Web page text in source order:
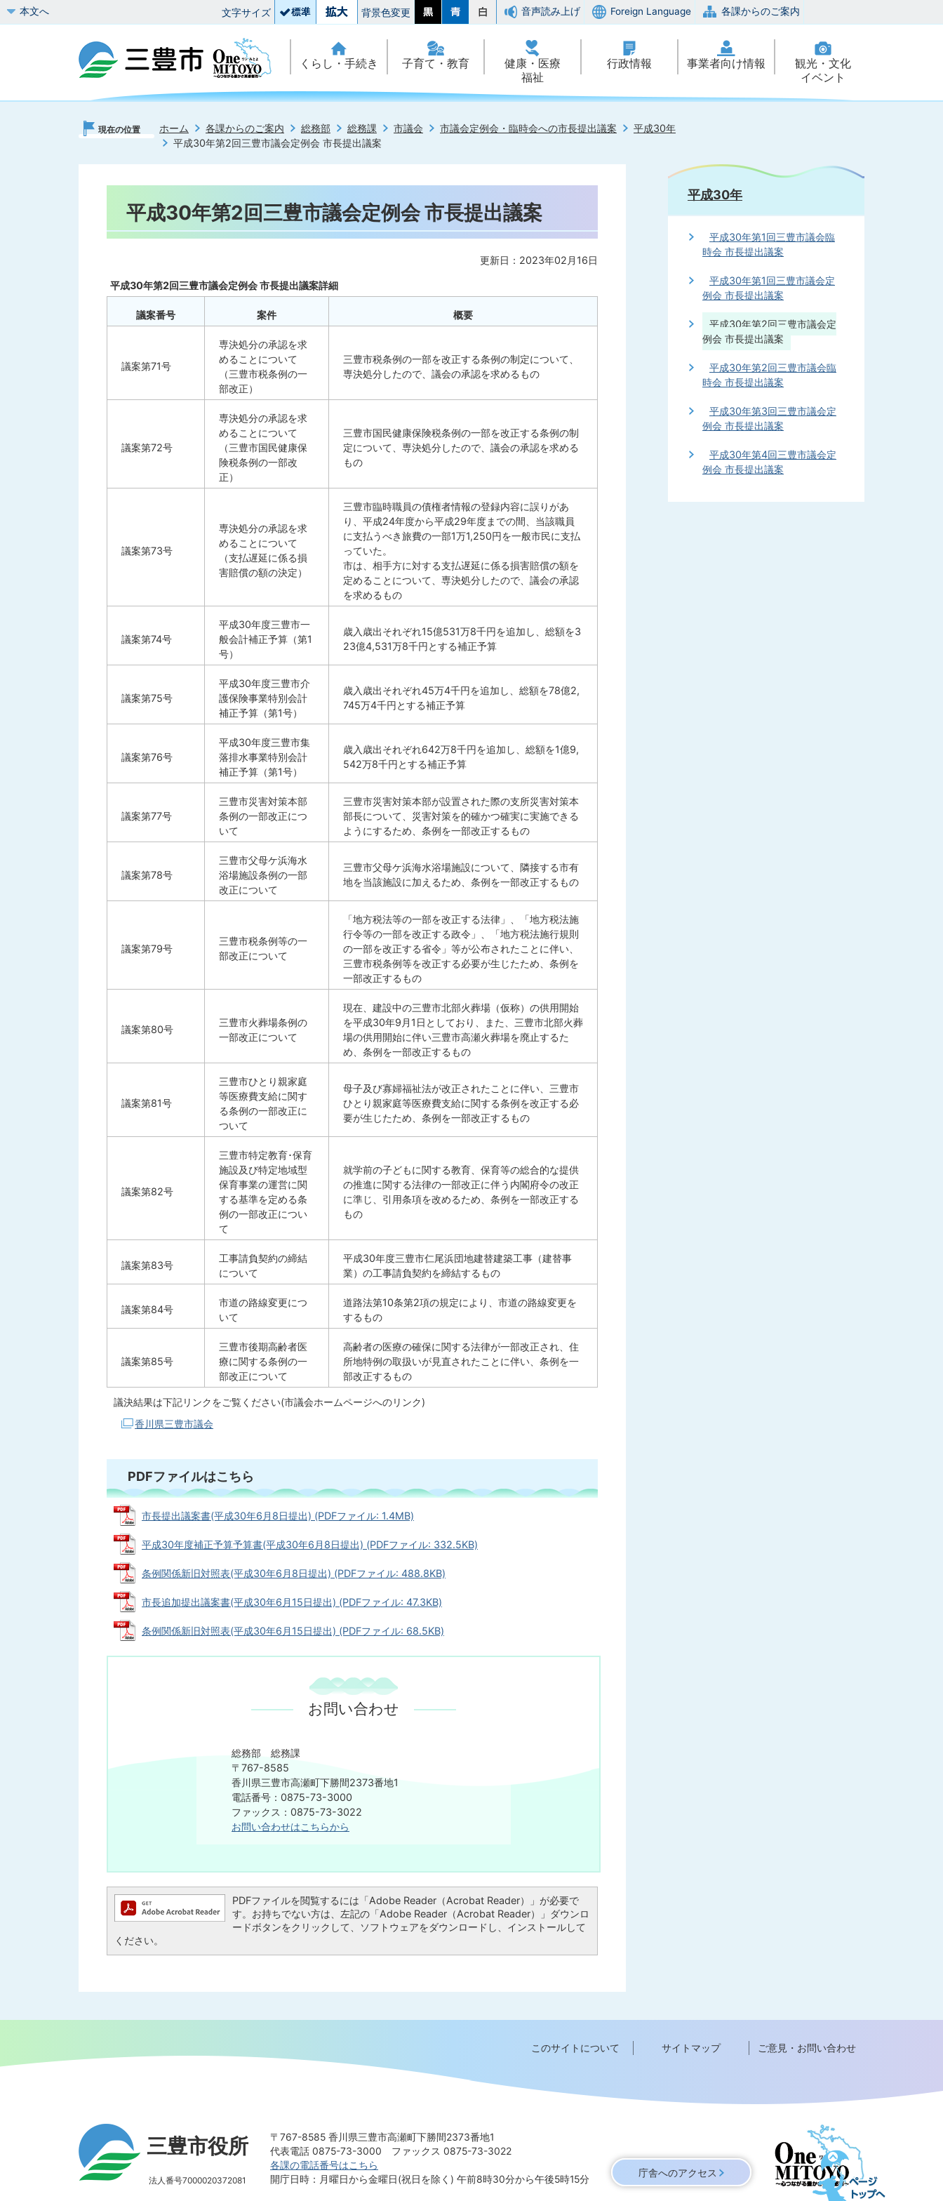
本文へ 文字サイズ 背景色変更 音声読み上げ Foreign Language 各課からのご案内
くらし・手続き 子育て・教育
健康・医療
福祉
行政情報 事業者向け情報
観光・文化
イベント
現在の位置 ホーム 各課からのご案内 総務部 総務課 市議会 市議会定例会・臨時会への市長提出議案
平成30年
平成30年第2回三豊市議会定例会 市長提出議案
平成30年第2回三豊市議会定例会 市長提出議案
更新日：2023年02月16日
平成30年第2回三豊市議会定例会 市長提出議案詳細
議案番号 案件 概要
議案第71号
専決処分の承認を求
めることについて
（三豊市税条例の一
部改正）
三豊市税条例の一部を改正する条例の制定について、
専決処分したので、議会の承認を求めるもの
議案第72号
専決処分の承認を求
めることについて
（三豊市国民健康保
険税条例の一部改
正）
三豊市国民健康保険税条例の一部を改正する条例の制
定について、専決処分したので、議会の承認を求める
もの
議案第73号
専決処分の承認を求
めることについて
（支払遅延に係る損
害賠償の額の決定）
三豊市臨時職員の債権者情報の登録内容に誤りがあ
り、平成24年度から平成29年度までの間、当該職員
に支払うべき旅費の一部1万1,250円を一般市民に支払
っていた。
市は、相手方に対する支払遅延に係る損害賠償の額を
定めることについて、専決処分したので、議会の承認
を求めるもの
議案第74号
平成30年度三豊市一
般会計補正予算（第1
号）
歳入歳出それぞれ15億531万8千円を追加し、総額を3
23億4,531万8千円とする補正予算
議案第75号
平成30年度三豊市介
護保険事業特別会計
補正予算（第1号）
歳入歳出それぞれ45万4千円を追加し、総額を78億2,
745万4千円とする補正予算
議案第76号
平成30年度三豊市集
落排水事業特別会計
補正予算（第1号）
歳入歳出それぞれ642万8千円を追加し、総額を1億9,
542万8千円とする補正予算
議案第77号
三豊市災害対策本部
条例の一部改正につ
いて
三豊市災害対策本部が設置された際の支所災害対策本
部長について、災害対策を的確かつ確実に実施できる
ようにするため、条例を一部改正するもの
議案第78号
三豊市父母ケ浜海水
浴場施設条例の一部
改正について
三豊市父母ケ浜海水浴場施設について、隣接する市有
地を当該施設に加えるため、条例を一部改正するもの
議案第79号
三豊市税条例等の一
部改正について
「地方税法等の一部を改正する法律」、「地方税法施
行令等の一部を改正する政令」、「地方税法施行規則
の一部を改正する省令」等が公布されたことに伴い、
三豊市税条例等を改正する必要が生じたため、条例を
一部改正するもの
議案第80号
三豊市火葬場条例の
一部改正について
現在、建設中の三豊市北部火葬場（仮称）の供用開始
を平成30年9月1日としており、また、三豊市北部火葬
場の供用開始に伴い三豊市高瀬火葬場を廃止するた
め、条例を一部改正するもの
議案第81号
三豊市ひとり親家庭
等医療費支給に関す
る条例の一部改正に
ついて
母子及び寡婦福祉法が改正されたことに伴い、三豊市
ひとり親家庭等医療費支給に関する条例を改正する必
要が生じたため、条例を一部改正するもの
議案第82号
三豊市特定教育･保育
施設及び特定地域型
保育事業の運営に関
する基準を定める条
例の一部改正につい
て
就学前の子どもに関する教育、保育等の総合的な提供
の推進に関する法律の一部改正に伴う内閣府令の改正
に準じ、引用条項を改めるため、条例を一部改正する
もの
議案第83号
工事請負契約の締結
について
平成30年度三豊市仁尾浜団地建替建築工事（建替事
業）の工事請負契約を締結するもの
議案第84号
市道の路線変更につ
いて
道路法第10条第2項の規定により、市道の路線変更を
するもの
議案第85号
三豊市後期高齢者医
療に関する条例の一
部改正について
高齢者の医療の確保に関する法律が一部改正され、住
所地特例の取扱いが見直されたことに伴い、条例を一
部改正するもの
議決結果は下記リンクをご覧ください(市議会ホームページへのリンク)
香川県三豊市議会
PDFファイルはこちら
市長提出議案書(平成30年6月8日提出) (PDFファイル: 1.4MB)
平成30年度補正予算予算書(平成30年6月8日提出) (PDFファイル: 332.5KB)
条例関係新旧対照表(平成30年6月8日提出) (PDFファイル: 488.8KB)
市長追加提出議案書(平成30年6月15日提出) (PDFファイル: 47.3KB)
条例関係新旧対照表(平成30年6月15日提出) (PDFファイル: 68.5KB)
お問い合わせ
総務部 総務課
〒767-8585
香川県三豊市高瀬町下勝間2373番地1
電話番号：0875-73-3000
​​​​​​​ファックス：0875-73-3022
お問い合わせはこちらから
PDFファイルを閲覧するには「Adobe Reader（Acrobat Reader）」が必要で
す。お持ちでない方は、左記の「Adobe Reader（Acrobat Reader）」ダウンロ
ードボタンをクリックして、ソフトウェアをダウンロードし、インストールして
ください。
平成30年
平成30年第1回三豊市議会臨
時会 市長提出議案
平成30年第1回三豊市議会定
例会 市長提出議案
平成30年第2回三豊市議会定
例会 市長提出議案
平成30年第2回三豊市議会臨
時会 市長提出議案
平成30年第3回三豊市議会定
例会 市長提出議案
平成30年第4回三豊市議会定
例会 市長提出議案
ペ
ー
ジ
このサイトについて サイトマップ ご意見・お問い合わせ
三豊市役所
法人番号7000020372081
〒767-8585 香川県三豊市高瀬町下勝間2373番地1
代表電話 0875-73-3000 ファックス 0875-73-3022
各課の電話番号はこちら
開庁日時：月曜日から金曜日(祝日を除く) 午前8時30分から午後5時15分
庁舎へのアクセス